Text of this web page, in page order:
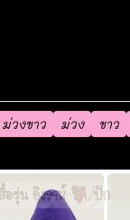
ม่วงขาว ม่วง ขาว